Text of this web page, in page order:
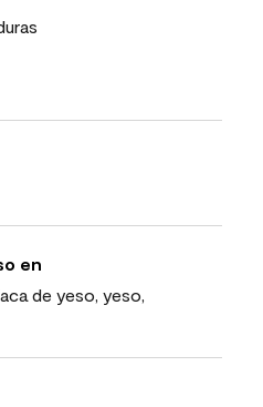
en
de yeso, yeso,